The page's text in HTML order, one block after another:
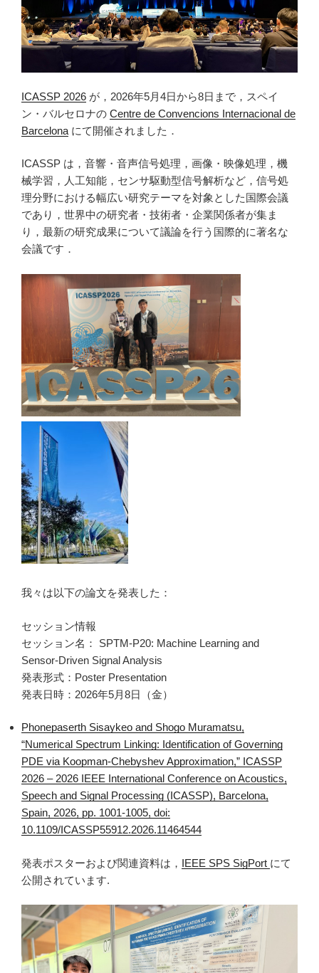
ICASSP 2026 が，2026年5月4日から8日まで，スペイ
ン・バルセロナの Centre de Convencions Internacional de
Barcelona にて開催されました．
ICASSP は，音響・音声信号処理，画像・映像処理，機
械学習，人工知能，センサ駆動型信号解析など，信号処
理分野における幅広い研究テーマを対象とした国際会議
であり，世界中の研究者・技術者・企業関係者が集ま
り，最新の研究成果について議論を行う国際的に著名な
会議です．
我々は以下の論文を発表した：
セッション情報
セッション名： SPTM-P20: Machine Learning and
Sensor-Driven Signal Analysis
発表形式：Poster Presentation
発表日時：2026年5月8日（金）
Phonepaserth Sisaykeo and Shogo Muramatsu,
“Numerical Spectrum Linking: Identification of Governing
PDE via Koopman-Chebyshev Approximation,” ICASSP
2026 – 2026 IEEE International Conference on Acoustics,
Speech and Signal Processing (ICASSP), Barcelona,
Spain, 2026, pp. 1001-1005, doi:
10.1109/ICASSP55912.2026.11464544
発表ポスターおよび関連資料は， IEEE SPS SigPort にて
公開されています.